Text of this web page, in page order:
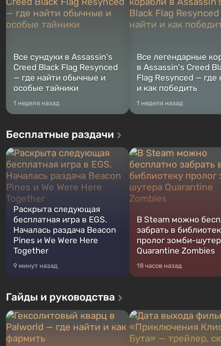
Все сундуки в Assassin's
Creed Black Flag Resynced
— где найти обычные и
особые тайники
1 неделя назад
Все легендарные
в Assassin's Creed
Flag Resynced — где
и как победить
1 неделя назад
Бесплатные раздачи
Раскрыта следующая
бесплатная игра в EGS.
Началась раздача Beacon
Pines и We Were Here
Together
9 минут назад
В Steam можно
забрать в
пролог зомби-
Quarantine Zombies
18 часов назад
Гайды и руководства